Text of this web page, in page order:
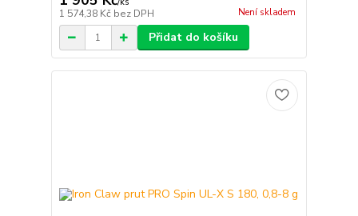
1 574,38 Kč bez DPH Není skladem
Přidat do košíku